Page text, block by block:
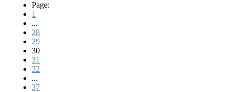
Page:
1
...
28
29
30
31
32
...
37